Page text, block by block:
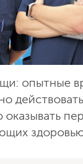
опытные
оказывать